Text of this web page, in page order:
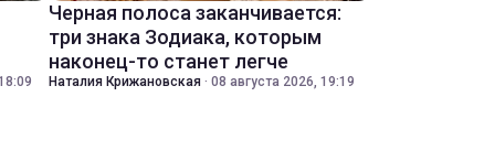
Черная полоса заканчивается:
три знака Зодиака, которым
наконец-то станет легче
Наталия Крижановская · 08 августа 2026, 19:19